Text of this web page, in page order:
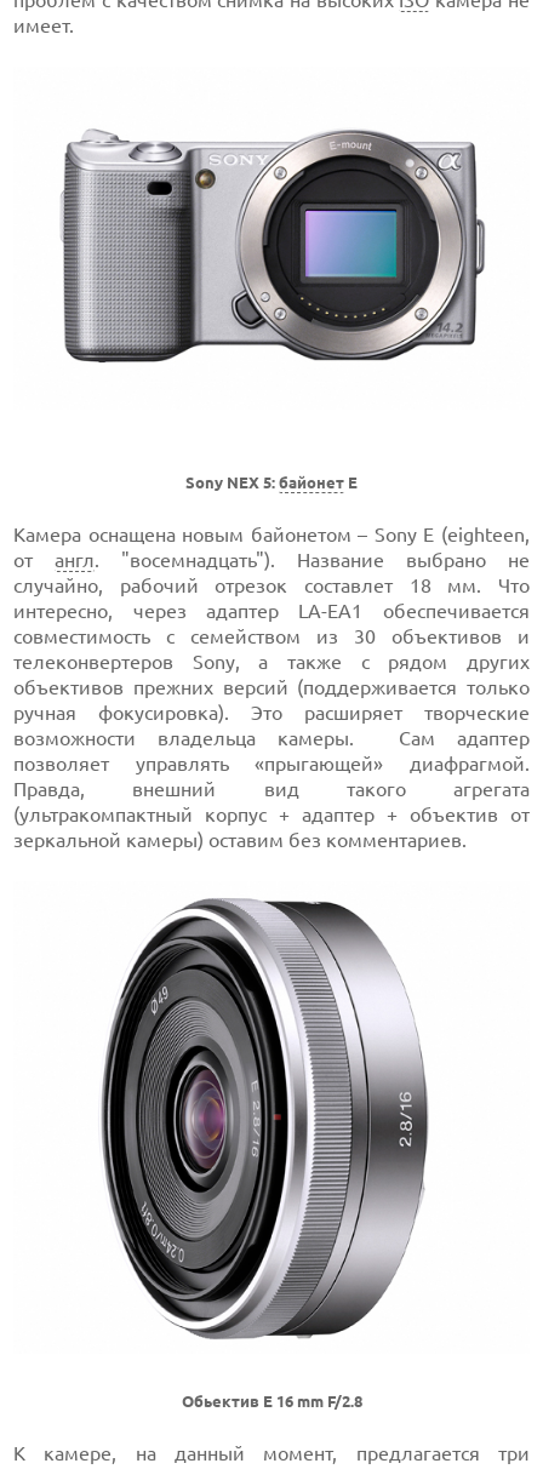
имеет.
Sony NEX 5: байонет E
Камера оснащена новым байонетом – Sony E (eighteen,
отангл. "восемнадцать"). Название выбрано не
случайно, рабочий отрезок составлет 18 мм. Что
интересно, через адаптер LA-EA1 обеспечивается
совместимость с семейством из 30 объективов и
телеконвертеров Sony, а также с рядом других
объективов прежних версий (поддерживается только
ручная фокусировка). Это расширяет творческие
возможности владельца камеры. Сам адаптер
позволяет управлять «прыгающей» диафрагмой.
Правда, внешний вид такого агрегата
(ультракомпактный корпус + адаптер + объектив от
зеркальной камеры) оставим без комментариев.
Обьектив E 16 mm F/2.8
К камере, на данный момент, предлагается три